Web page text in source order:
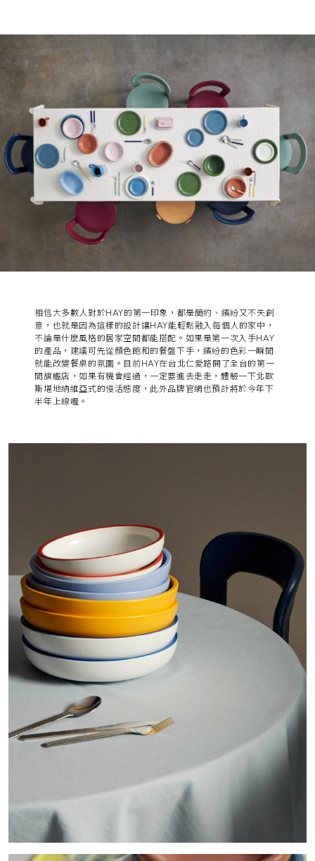
相信大多數人對於HAY的第一印象，都是簡約、繽紛又不失創
意，也就是因為這樣的設計讓HAY能輕鬆融入每個人的家中，
不論是什麼風格的居家空間都能搭配。如果是第一次入手HAY
的產品，建議可先從顏色飽和的餐盤下手，繽紛的色彩一瞬間
就能改變餐桌的氛圍。目前HAY在台北仁愛路開了全台的第一
間旗艦店，如果有機會經過，一定要進去走走，體驗一下北歐
斯堪地納維亞式的慢活態度，此外品牌官網也預計將於今年下
半年上線喔。